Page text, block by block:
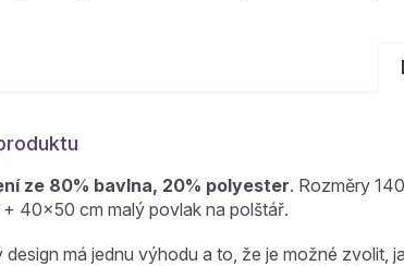
ze 80% bavlna, 20% polyester. Rozměry
40x50 cm malý povlak na polštář.
má jednu výhodu a to, že je možné zvolit,